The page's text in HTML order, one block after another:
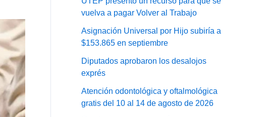
vuelva a pagar Volver al Trabajo
Asignación Universal por Hijo subiría a
$153.865 en septiembre
Diputados aprobaron los desalojos
exprés
Atención odontológica y oftalmológica
gratis del 10 al 14 de agosto de 2026